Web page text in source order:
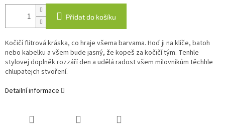
Přidat do košíku
Kočičí flitrová kráska, co hraje všema barvama. Hoď ji na klíče, batoh
nebo kabelku a všem bude jasný, že kopeš za kočičí tým. Tenhle
stylovej doplněk rozzáří den a udělá radost všem milovníkům těchhle
chlupatejch stvoření.
Detailní informace